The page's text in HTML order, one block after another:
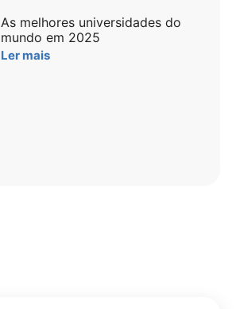
As melhores universidades do
mundo em 2025
Ler mais